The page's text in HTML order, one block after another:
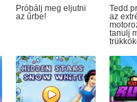
Próbálj meg eljutni
az űrbe!
Tedd
az
tanulj